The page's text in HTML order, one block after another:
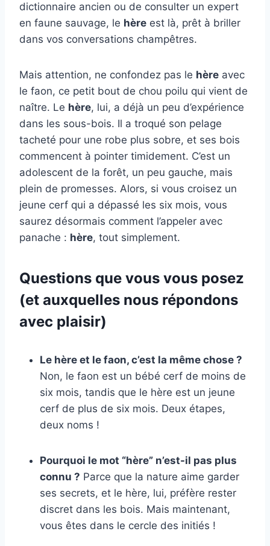
dictionnaire ancien ou de consulter un expert
en faune sauvage, le hère est là, prêt à briller
dans vos conversations champêtres.
Mais attention, ne confondez pas le hère avec
le faon, ce petit bout de chou poilu qui vient de
naître. Le hère, lui, a déjà un peu d’expérience
dans les sous-bois. Il a troqué son pelage
tacheté pour une robe plus sobre, et ses bois
commencent à pointer timidement. C’est un
adolescent de la forêt, un peu gauche, mais
plein de promesses. Alors, si vous croisez un
jeune cerf qui a dépassé les six mois, vous
saurez désormais comment l’appeler avec
panache : hère, tout simplement.
Questions que vous vous posez
(et auxquelles nous répondons
avec plaisir)
Le hère et le faon, c’est la même chose ?
Non, le faon est un bébé cerf de moins de
six mois, tandis que le hère est un jeune
cerf de plus de six mois. Deux étapes,
deux noms !
Pourquoi le mot “hère” n’est-il pas plus
connu ? Parce que la nature aime garder
ses secrets, et le hère, lui, préfère rester
discret dans les bois. Mais maintenant,
vous êtes dans le cercle des initiés !